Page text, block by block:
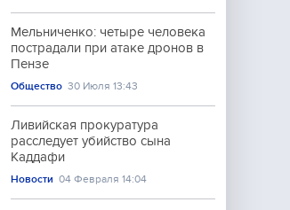
Мельниченко: четыре человека
пострадали при атаке дронов в
Пензе
Общество 30 Июля 13:43
Ливийская прокуратура
расследует убийство сына
Каддафи
Новости 04 Февраля 14:04